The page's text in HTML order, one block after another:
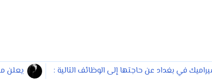
في بغداد عن حاجتها إلى الوظائف التالية :